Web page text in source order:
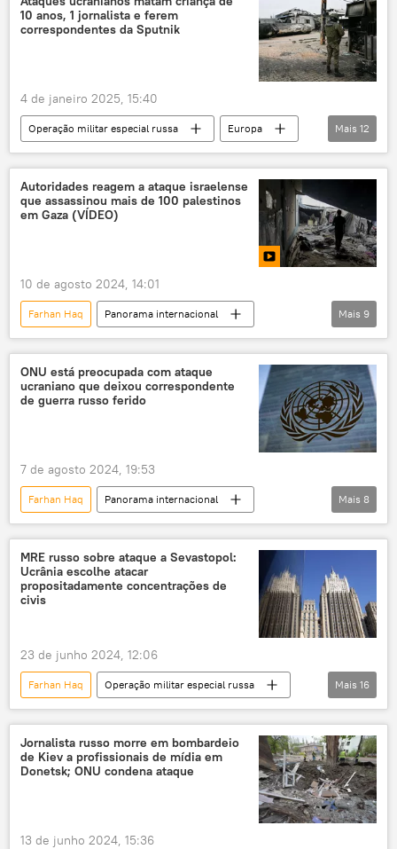
Marselha
Sputnik
10 anos, 1 jornalista e ferem
correspondentes da Sputnik
4 de janeiro 2025, 15:40
Operação militar especial russa
Europa
Rússia
Donetsk
Zaporozhie
Kiev
Sputnik
ataque terrorista
conflito ucraniano
Mais 12
Autoridades reagem a ataque israelense
que assassinou mais de 100 palestinos
em Gaza (VÍDEO)
10 de agosto 2024, 14:01
Farhan Haq
Panorama internacional
Faixa de Gaza
Mundo
Israel
Al Jazeera
Gaza
Hamas
Benjamin Netanyahu
Mais 9
ONU está preocupada com ataque
ucraniano que deixou correspondente
de guerra russo ferido
7 de agosto 2024, 19:53
Farhan Haq
Panorama internacional
Rússia
Europa
Mundo
Federação da Rússia
Serviço Federal de Segurança (FSB)
Sputnik
ONU
Mais 8
MRE russo sobre ataque a Sevastopol:
Ucrânia escolhe atacar
propositadamente concentrações de
civis
23 de junho 2024, 12:06
Farhan Haq
Operação militar especial russa
Europa
Rússia
Crimeia
Ministério das Relações Exteriores da Rússia
Ucrânia
Kiev
ataque
Carta da ONU
X
Mais 16
Jornalista russo morre em bombardeio
de Kiev a profissionais de mídia em
Donetsk; ONU condena ataque
13 de junho 2024, 15:36